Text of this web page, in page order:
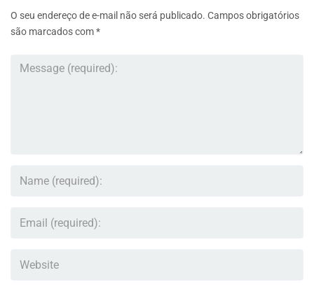
O seu endereço de e-mail não será publicado. Campos obrigatórios
são marcados com*